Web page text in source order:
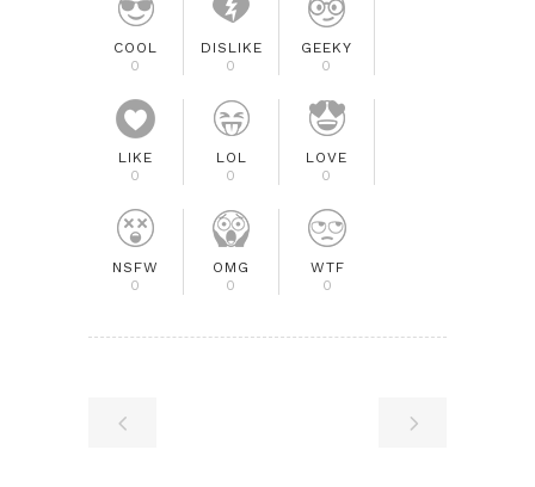
COOL
0
DISLIKE
0
GEEKY
0
LIKE
0
LOL
0
LOVE
0
NSFW
0
OMG
0
WTF
0